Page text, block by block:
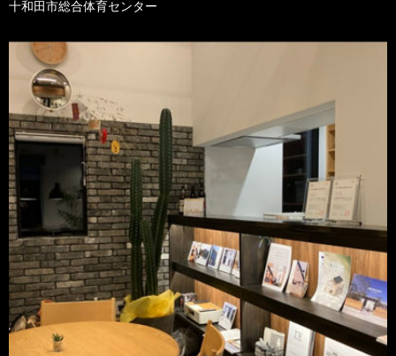
十和田市総合体育センター